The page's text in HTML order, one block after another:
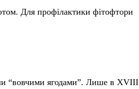
Для профілактики фітофтори
“вовчими ягодами”. Лише в XVIII